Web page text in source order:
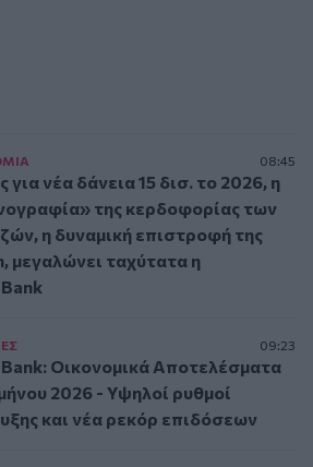
08:45
για νέα δάνεια 15 δισ. το 2026, η
της κερδοφορίας των
η δυναμική επιστροφή της
μεγαλώνει ταχύτατα η
09:23
Οικονομικά Αποτελέσματα
2026 - Υψηλοί ρυθμοί
και νέα ρεκόρ επιδόσεων